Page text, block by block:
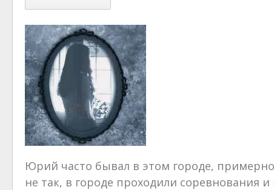
Юрий часто бывал в этом городе, примерно
не так, в городе проходили соревнования